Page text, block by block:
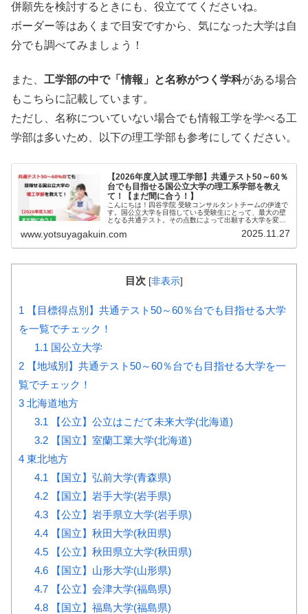
併願先を検討するときにも、役立ててくださいね。
ボーダー等はあくまで目安ですから、気になった大学は自
分でも調べてみましょう！
また、 工学部の中で「情報」と名称がつく学科がある場合
もこちらに記載しています。
ただし、名称についていない場合でも情報工学を学べる工
学部は多いため、以下の理工学部も参考にしてください。
【2026年度入試 理工学部】共通テスト50～60％
台でも目指せる国公立大学の理工系学部を教え
て！【まだ間に合う！】
こんにちは！四谷学院 受験コンサルタントチームの伊達で
す。国公立大学を目指している受験生にとって、最大の壁
となる共通テスト。その点数によって出願する大学を変え
www.yotsuyagakuin.com 2025.11.27
目次 [非表示]
1 【目標得点別】共通テスト50～60％台でも目指せる大学
を一覧でチェック！
1.1 国公立大学
2 【地域別】共通テスト50～60％台でも目指せる大学を一
覧でチェック！
3 北海道地方
3.1 【公立】公立はこだて未来大学(北海道)
3.2【国立】室蘭工業大学(北海道)
4 東北地方
4.1 【国立】弘前大学(青森県)
4.2【国立】岩手大学(岩手県)
4.3【公立】岩手県立大学(岩手県)
4.4【国立】秋田大学(秋田県)
4.5【公立】秋田県立大学(秋田県)
4.6【国立】山形大学(山形県)
4.7【公立】会津大学(福島県)
4.8【国立】福島大学(福島県)